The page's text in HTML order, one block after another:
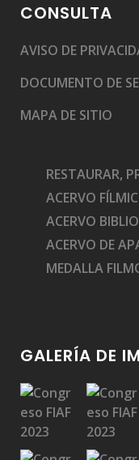
CONSULTA
AVISO DE
DOCUMENTO DE
MAPA DE SITIO
RESTAURAR,
ACERVO
ACERVO
ACERVO DE
MEDALLA
GALERÍA DE